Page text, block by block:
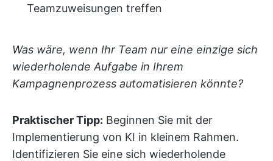
Teamzuweisungen treffen
Was wäre, wenn Ihr Team nur eine einzige sich
wiederholende Aufgabe in Ihrem
Kampagnenprozess automatisieren könnte?
Praktischer Tipp: Beginnen Sie mit der
Implementierung von KI in kleinem Rahmen.
Identifizieren Sie eine sich wiederholende